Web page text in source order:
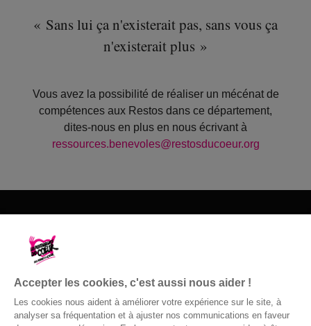
« Sans lui ça n'existerait pas, sans vous ça
n'existerait plus »
Vous avez la possibilité de réaliser un mécénat de
compétences aux Restos dans ce département,
dites-nous en plus en nous écrivant à
ressources.benevoles@restosducoeur.org
Les Restos du Cœur du 60
09 81 10 17 14
Accepter les cookies, c'est aussi nous aider !
Les cookies nous aident à améliorer votre expérience sur le site, à
analyser sa fréquentation et à ajuster nos communications en faveur